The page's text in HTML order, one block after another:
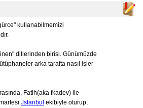
kullanabilmemizi
dillerinden birisi. Günümüzde
arka tarafta nasıl işler
Fatih(aka fkadev) ile
Jstanbul ekibiyle oturup,